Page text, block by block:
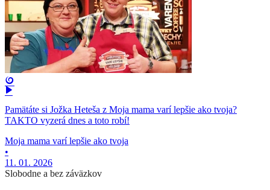
Pamätáte si Jožka Heteša z Moja mama varí lepšie ako tvoja?
TAKTO vyzerá dnes a toto robí!
Moja mama varí lepšie ako tvoja
•
11. 01. 2026
Slobodne a bez záväzkov